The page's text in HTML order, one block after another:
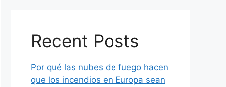
Recent Posts
Por qué las nubes de fuego hacen
que los incendios en Europa sean